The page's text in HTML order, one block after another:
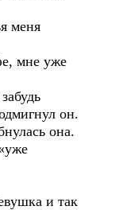
меня
мне уже
он.
она.
и так